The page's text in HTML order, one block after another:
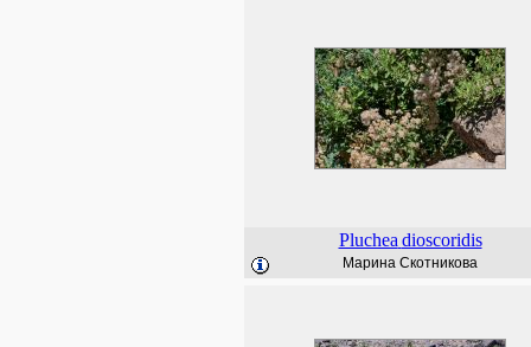
Pluchea dioscoridis
Марина Скотникова